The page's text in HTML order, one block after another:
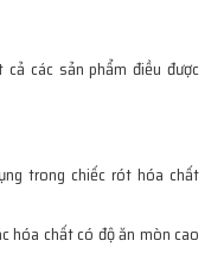
các sản phẩm điều được
trong chiếc rót hóa chất
hóa chất có độ ăn mòn cao